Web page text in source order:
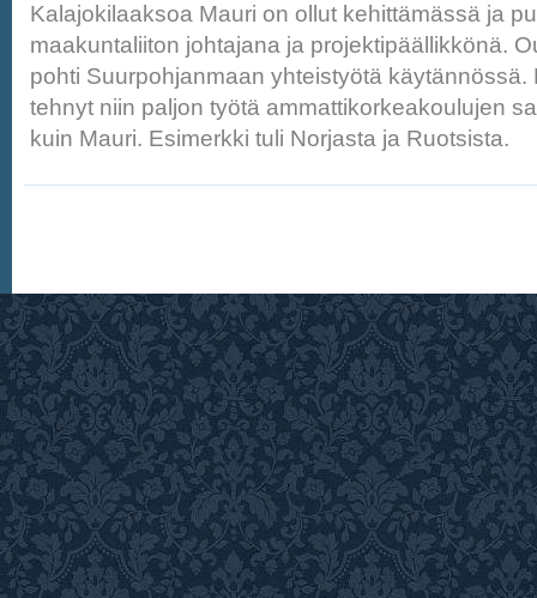
Kalajokilaaksoa Mauri on ollut kehittämässä ja
maakuntaliiton johtajana ja projektipäällikkönä.
pohti Suurpohjanmaan yhteistyötä käytännössä.
tehnyt niin paljon työtä ammattikorkeakoulujen
kuin Mauri. Esimerkki tuli Norjasta ja Ruotsista.